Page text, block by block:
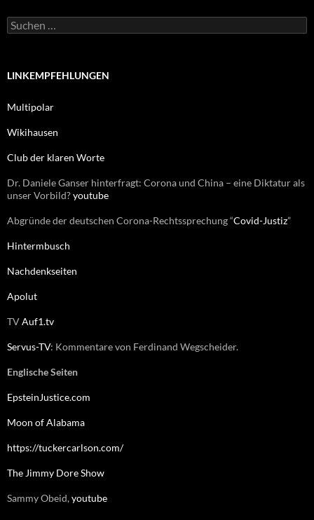
r
S
u
e
a
h
LINKEMPFEHLUNGEN
Multipolar
Wikihausen
Club der klaren Worte
Dr. Daniele Ganser hinterfragt: Corona und China – eine Diktatur als
unser Vorbild?youtube
Abgründe der deutschen Corona-Rechtssprechung “Covid-Justiz”
Hintermbusch
Nachdenkseiten
Apolut
TVAuf1.tv
Servus-TV: Kommentare von Ferdinand Wegscheider.
Englische Seiten
EpsteinJustice.com
Moon of Alabama
https://tuckercarlson.com/
The Jimmy Dore Show
Sammy Obeid,youtube